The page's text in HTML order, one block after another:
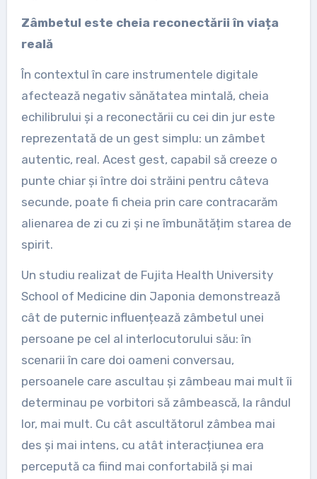
Zâmbetul este cheia reconectării în viața
reală
În contextul în care instrumentele digitale
afectează negativ sănătatea mintală, cheia
echilibrului și a reconectării cu cei din jur este
reprezentată de un gest simplu: un zâmbet
autentic, real. Acest gest, capabil să creeze o
punte chiar și între doi străini pentru câteva
secunde, poate fi cheia prin care contracarăm
alienarea de zi cu zi și ne îmbunătățim starea de
spirit.
Un studiu realizat de Fujita Health University
School of Medicine din Japonia demonstrează
cât de puternic influențează zâmbetul unei
persoane pe cel al interlocutorului său: în
scenarii în care doi oameni conversau,
persoanele care ascultau și zâmbeau mai mult îi
determinau pe vorbitori să zâmbească, la rândul
lor, mai mult. Cu cât ascultătorul zâmbea mai
des și mai intens, cu atât interacțiunea era
percepută ca fiind mai confortabilă și mai